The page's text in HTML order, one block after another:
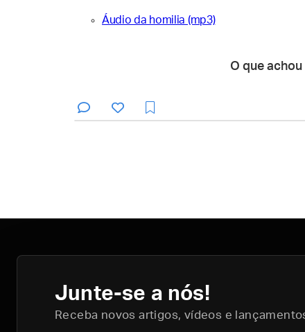
Áudio da homilia (mp3)
O que
Junte-se a nós!
Receba novos artigos, vídeos e